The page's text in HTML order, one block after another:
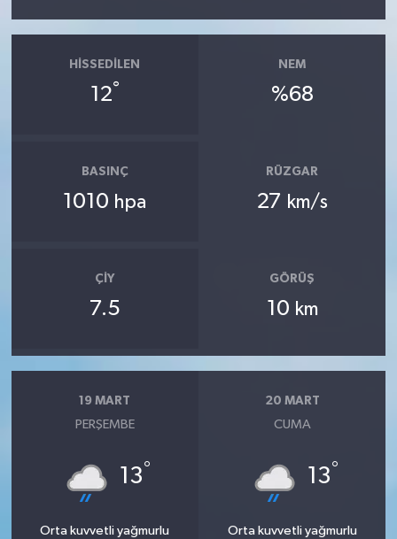
HISSEDILEN
12°
NEM
%68
BASINÇ
1010 hpa
RÜZGAR
27 km/s
ÇIY
7.5
GÖRÜŞ
10 km
19 MART
PERŞEMBE
13°
Orta kuvvetli yağmurlu
20 MART
CUMA
13°
Orta kuvvetli yağmurlu